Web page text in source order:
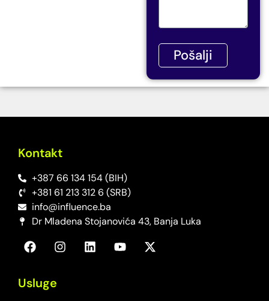
Pošalji
Kontakt
+387 66 134 154 (BIH)
+381 61 213 312 6 (SRB)
info@influence.ba
Dr Mladena Stojanovića 43, Banja Luka
Usluge